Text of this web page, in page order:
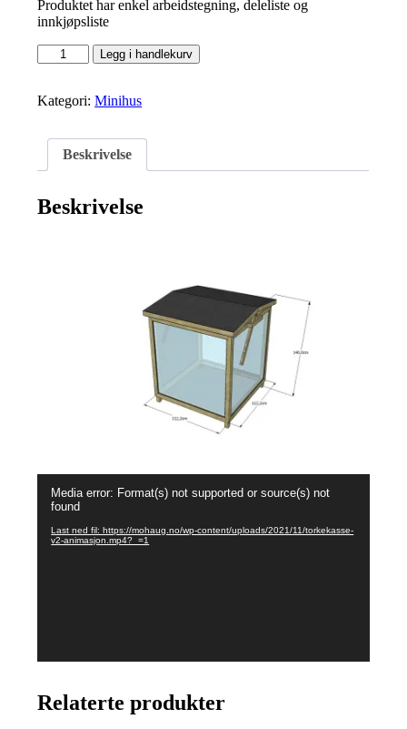
Produktet har enkel arbeidstegning, deleliste og
innkjøpsliste
Tørkekasse-
v2
Legg i handlekurv
Kategori:Minihus
Beskrivelse
Beskrivelse
Media error: Format(s) not supported or source(s) not
found
Last ned fil: https://mohaug.no/wp-content/uploads/2021/11/torkekasse-
v2-animasjon.mp4?_=1
Relaterte produkter